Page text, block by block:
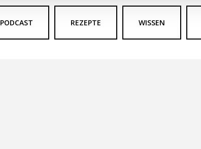
PODCAST REZEPTE WISSEN